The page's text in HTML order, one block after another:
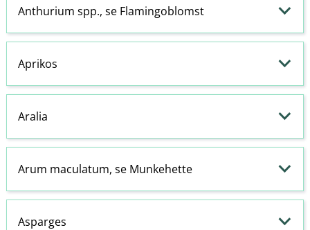
Anthurium spp., se Flamingoblomst
Aprikos
Aralia
Arum maculatum, se Munkehette
Asparges